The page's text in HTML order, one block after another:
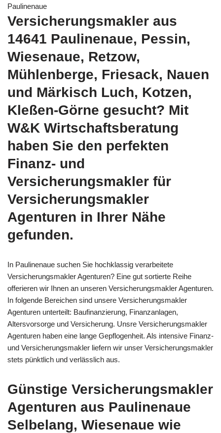
Paulinenaue
Versicherungsmakler aus
14641 Paulinenaue, Pessin,
Wiesenaue, Retzow,
Mühlenberge, Friesack, Nauen
und Märkisch Luch, Kotzen,
Kleßen-Görne gesucht? Mit
W&K Wirtschaftsberatung
haben Sie den perfekten
Finanz- und
Versicherungsmakler für
Versicherungsmakler
Agenturen in Ihrer Nähe
gefunden.
In Paulinenaue suchen Sie hochklassig verarbeitete
Versicherungsmakler Agenturen? Eine gut sortierte Reihe
offerieren wir Ihnen an unseren Versicherungsmakler Agenturen.
In folgende Bereichen sind unsere Versicherungsmakler
Agenturen unterteilt: Baufinanzierung, Finanzanlagen,
Altersvorsorge und Versicherung. Unsre Versicherungsmakler
Agenturen haben eine lange Gepflogenheit. Als intensive Finanz-
und Versicherungsmakler liefern wir unser Versicherungsmakler
stets pünktlich und verlässlich aus.
Günstige Versicherungsmakler
Agenturen aus Paulinenaue
Selbelang, Wiesenaue wie